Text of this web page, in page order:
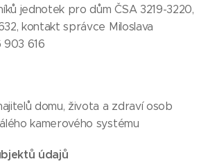
jednotek pro dům ČSA 3219-3220,
kontakt správce Miloslava
616
domu, života a zdraví osob
kamerového systému
údajů